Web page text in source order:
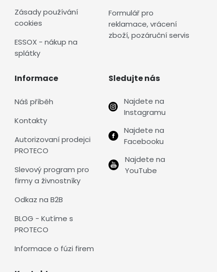
Zásady používání
cookies
ESSOX - nákup na
splátky
Formulář pro
reklamace, vrácení
zboží, pozáruční servis
Informace
Náš příběh
Kontakty
Autorizovaní prodejci
PROTECO
Slevový program pro
firmy a živnostníky
Odkaz na B2B
BLOG - Kutíme s
PROTECO
Informace o fúzi firem
Sledujte nás
Najdete na
Instagramu
Najdete na
Facebooku
Najdete na
YouTube